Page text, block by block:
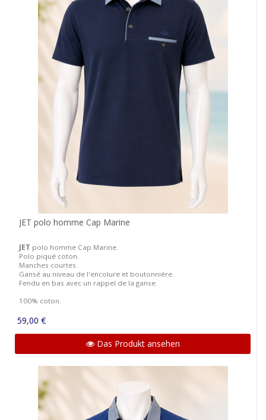
JET polo homme Cap Marine
JET polo homme Cap Marine.
Polo piqué coton.
Manches courtes.
Gansé au niveau de l'encolure et boutonnière.
Fendu en bas avec un rappel de la ganse.
100% coton.
59,00 €
Das Produkt ansehen